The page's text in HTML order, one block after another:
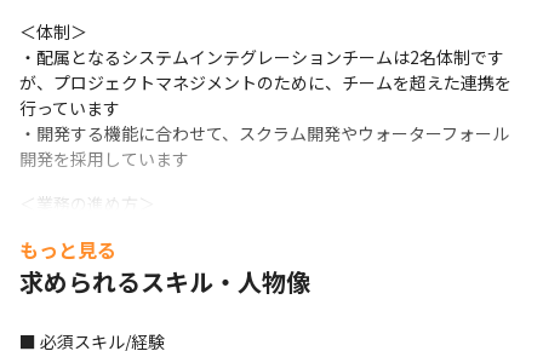
＜体制＞
・配属となるシステムインテグレーションチームは2名体制です
が、プロジェクトマネジメントのために、チームを超えた連携を
行っています
・開発する機能に合わせて、スクラム開発やウォーターフォール
開発を採用しています
＜業務の進め方＞
ることもあります
■ この仕事の面白み、魅力
もっと見る
求められるスキル・人物像
■ 必須スキル/経験